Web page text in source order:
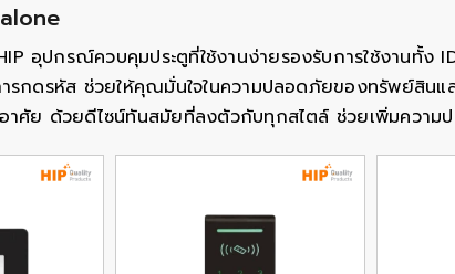
อุปกรณ์ควบคุมประตูที่ใช้งานง่ายรองรับการใช้งานทั้
รกดรหัส ช่วยให้คุณมั่นใจในความปลอดภัยของทรัพย์สินแ
ศัย ด้วยดีไซน์ทันสมัยที่ลงตัวกับทุกสไตล์ ช่วยเพิ่มความ